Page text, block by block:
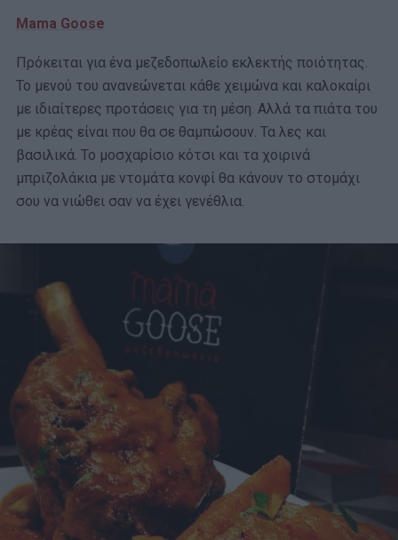
Mama Goose
Πρόκειται για ένα μεζεδοπωλείο εκλεκτής ποιότητας.
Το μενού του ανανεώνεται κάθε χειμώνα και καλοκαίρι
με ιδιαίτερες προτάσεις για τη μέση. Αλλά τα πιάτα του
με κρέας είναι που θα σε θαμπώσουν. Τα λες και
βασιλικά. Το μοσχαρίσιο κότσι και τα χοιρινά
μπριζολάκια με ντομάτα κονφί θα κάνουν το στομάχι
σου να νιώθει σαν να έχει γενέθλια.